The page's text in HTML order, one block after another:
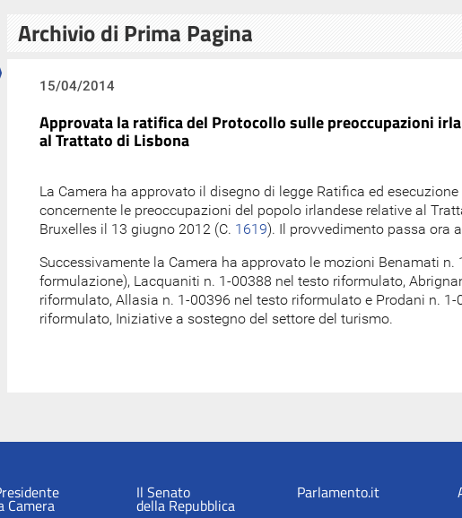
Archivio di Prima Pagina
15/04/2014
Approvata la ratifica del Protocollo sulle preoccupazioni
al Trattato di Lisbona
La Camera ha approvato il disegno di legge Ratifica ed
concernente le preoccupazioni del popolo irlandese relative al
Bruxelles il 13 giugno 2012 (C. 1619). Il provvedimento passa ora
Successivamente la Camera ha approvato le mozioni Benamati n.
formulazione), Lacquaniti n. 1-00388 nel testo riformulato,
riformulato, Allasia n. 1-00396 nel testo riformulato e Prodani n. 1-
riformulato, Iniziative a sostegno del settore del turismo.
Camera
Il Senato
della Repubblica
Parlamento.it